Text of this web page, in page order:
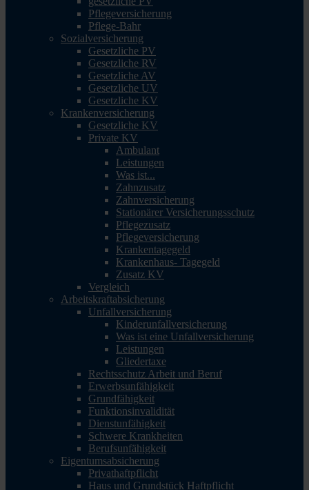
Pflegeversicherung
Pflege-Bahr
Sozialversicherung
Gesetzliche PV
Gesetzliche RV
Gesetzliche AV
Gesetzliche UV
Gesetzliche KV
Krankenversicherung
Gesetzliche KV
Private KV
Ambulant
Leistungen
Was ist...
Zahnzusatz
Zahnversicherung
Stationärer Versicherungsschutz
Pflegezusatz
Pflegeversicherung
Krankentagegeld
Krankenhaus- Tagegeld
Zusatz KV
Vergleich
Arbeitskraftabsicherung
Unfallversicherung
Kinderunfallversicherung
Was ist eine Unfallversicherung
Leistungen
Gliedertaxe
Rechtsschutz Arbeit und Beruf
Erwerbsunfähigkeit
Grundfähigkeit
Funktionsinvalidität
Dienstunfähigkeit
Schwere Krankheiten
Berufsunfähigkeit
Eigentumsabsicherung
Privathaftpflicht
Haus und Grundstück Haftpflicht